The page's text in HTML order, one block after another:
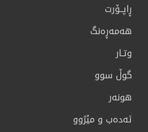
ڕاپــۆرت
هه‌مه‌ڕه‌نگ
وتـار
گوڵ سوو
هونه‌ر
ئەدەب و مێژوو